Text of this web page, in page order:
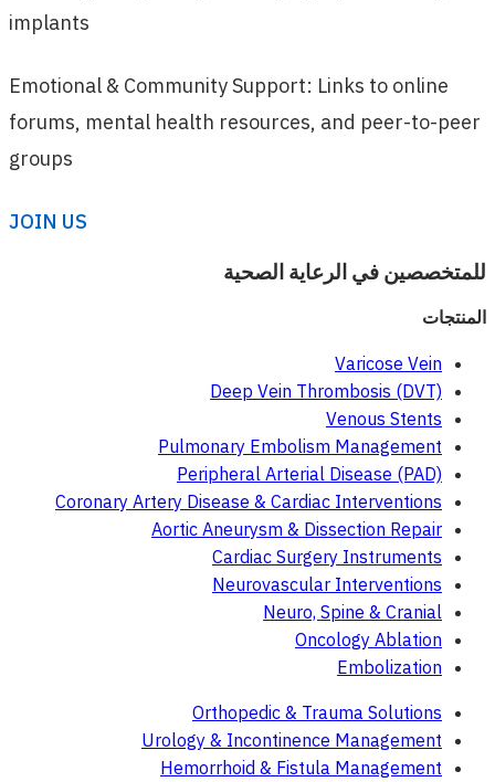
implants
Emotional & Community Support: Links to online
forums, mental health resources, and peer-to-peer
groups
JOIN US
للمتخصصين في الرعاية الصحية
المنتجات
Varicose Vein
Deep Vein Thrombosis (DVT)
Venous Stents
Pulmonary Embolism Management
Peripheral Arterial Disease (PAD)
Coronary Artery Disease & Cardiac Interventions
Aortic Aneurysm & Dissection Repair
Cardiac Surgery Instruments
Neurovascular Interventions
Neuro, Spine & Cranial
Oncology Ablation
Embolization
Orthopedic & Trauma Solutions
Urology & Incontinence Management
Hemorrhoid & Fistula Management